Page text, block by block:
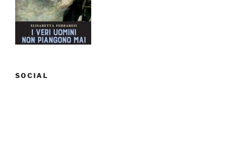
SOCIAL